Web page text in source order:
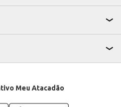
Meu Atacadão